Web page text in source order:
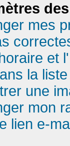
mes
et
la
une
mon
lien e-